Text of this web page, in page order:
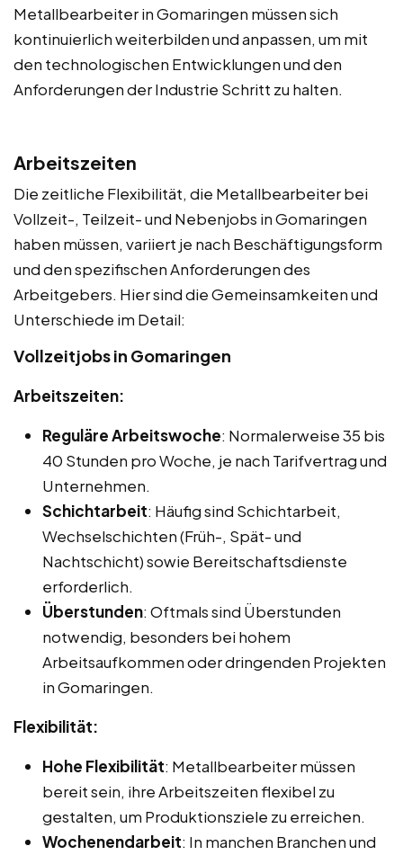
Metallbearbeiter in Gomaringen müssen sich
kontinuierlich weiterbilden und anpassen, um mit
den technologischen Entwicklungen und den
Anforderungen der Industrie Schritt zu halten.
Arbeitszeiten
Die zeitliche Flexibilität, die Metallbearbeiter bei
Vollzeit-, Teilzeit- und Nebenjobs in Gomaringen
haben müssen, variiert je nach Beschäftigungsform
und den spezifischen Anforderungen des
Arbeitgebers. Hier sind die Gemeinsamkeiten und
Unterschiede im Detail:
Vollzeitjobs in Gomaringen
Arbeitszeiten:
Reguläre Arbeitswoche: Normalerweise 35 bis
40 Stunden pro Woche, je nach Tarifvertrag und
Unternehmen.
Schichtarbeit: Häufig sind Schichtarbeit,
Wechselschichten (Früh-, Spät- und
Nachtschicht) sowie Bereitschaftsdienste
erforderlich.
Überstunden: Oftmals sind Überstunden
notwendig, besonders bei hohem
Arbeitsaufkommen oder dringenden Projekten
in Gomaringen.
Flexibilität:
Hohe Flexibilität: Metallbearbeiter müssen
bereit sein, ihre Arbeitszeiten flexibel zu
gestalten, um Produktionsziele zu erreichen.
Wochenendarbeit: In manchen Branchen und